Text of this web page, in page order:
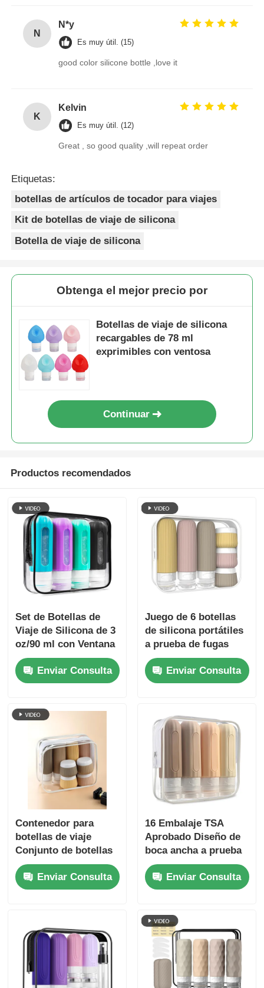
N
N*y
Es muy útil. (15)
good color silicone bottle ,love it
K
Kelvin
Es muy útil. (12)
Great , so good quality ,will repeat order
Etiquetas:
botellas de artículos de tocador para viajes
Kit de botellas de viaje de silicona
Botella de viaje de silicona
Obtenga el mejor precio por
Botellas de viaje de silicona
recargables de 78 ml
exprimibles con ventosa
Continuar
Productos recomendados
Set de Botellas de
Viaje de Silicona de 3
oz/90 ml con Ventana
Transparente
Enviar Consulta
Juego de 6 botellas
de silicona portátiles
a prueba de fugas
con aprobación de la
TSA, libres de BPA
Enviar Consulta
Contenedor para
botellas de viaje
Conjunto de botellas
de silicona a prueba
de fugas de 90 ml +
frascos de silicona de
Enviar Consulta
16 Embalaje TSA
Aprobado Diseño de
boca ancha a prueba
de fugas Botella de
viaje de silicona
Conjunto con
artículos de tocador
recargables
Enviar Consulta